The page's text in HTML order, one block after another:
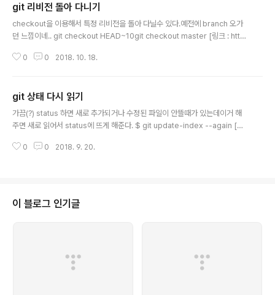
git 리비전 돌아 다니기
checkout을 이용해서 특정 리비전을 돌아 다닐수 있다.예전에 branch 오가
던 느낌이네.. git checkout HEAD~10git checkout master [링크 : http
0 0 2018. 10. 18.
git 상태 다시 읽기
가끔(?) status 하면 새로 추가되거나 수정된 파일이 안뜰때가 있는데이거 해
주면 새로 읽어서 status에 뜨게 해준다. $ git update-index --again [링
ed-files]
0 0 2018. 9. 20.
이 블로그 인기글